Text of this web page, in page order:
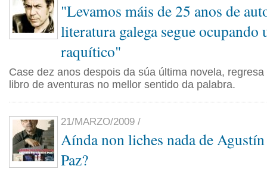
"Levamos máis de 25 anos de
literatura galega segue ocupando
raquítico"
Case dez anos despois da súa última novela,
libro de aventuras no mellor sentido da palabra.
21/MARZO/2009 /
Aínda non liches nada de
Paz?